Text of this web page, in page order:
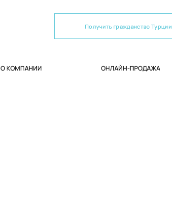
Получить гражданство Турции
О КОМПАНИИ ОНЛАЙН-ПРОДАЖА